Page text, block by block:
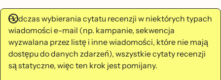
Podczas wybierania cytatu recenzji w niektórych typach
wiadomości e-mail (np. kampanie, sekwencja
wyzwalana przez listę i inne wiadomości, które nie mają
dostępu do danych zdarzeń), wszystkie cytaty recenzji
są statyczne, więc ten krok jest pomijany.